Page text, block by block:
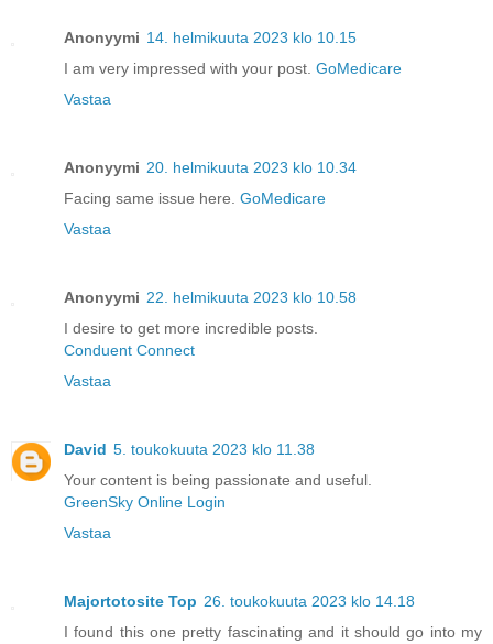
Anonyymi 14. helmikuuta 2023 klo 10.15
I am very impressed with your post. GoMedicare
Vastaa
Anonyymi 20. helmikuuta 2023 klo 10.34
Facing same issue here. GoMedicare
Vastaa
Anonyymi 22. helmikuuta 2023 klo 10.58
I desire to get more incredible posts.
Conduent Connect
Vastaa
David 5. toukokuuta 2023 klo 11.38
Your content is being passionate and useful.
GreenSky Online Login
Vastaa
Majortotosite Top 26. toukokuuta 2023 klo 14.18
I found this one pretty fascinating and it should go into my